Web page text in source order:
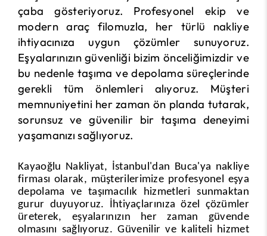
çaba gösteriyoruz. Profesyonel ekip ve
modern araç filomuzla, her türlü nakliye
ihtiyacınıza uygun çözümler sunuyoruz.
Eşyalarınızın güvenliği bizim önceliğimizdir ve
bu nedenle taşıma ve depolama süreçlerinde
gerekli tüm önlemleri alıyoruz. Müşteri
memnuniyetini her zaman ön planda tutarak,
sorunsuz ve güvenilir bir taşıma deneyimi
yaşamanızı sağlıyoruz.
Kayaoğlu Nakliyat, İstanbul'dan Buca'ya nakliye
firması olarak, müşterilerimize profesyonel eşya
depolama ve taşımacılık hizmetleri sunmaktan
gurur duyuyoruz. İhtiyaçlarınıza özel çözümler
üreterek, eşyalarınızın her zaman güvende
olmasını sağlıyoruz. Güvenilir ve kaliteli hizmet